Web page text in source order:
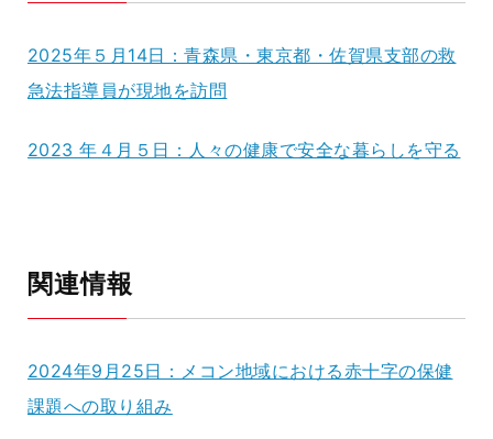
2025年５月14日：青森県・東京都・佐賀県支部の救
急法指導員が現地を訪問
2023 年４月５日：人々の健康で安全な暮らしを守る
関連情報
2024年9月25日：メコン地域における赤十字の保健
課題への取り組み